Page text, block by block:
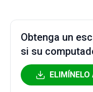
Obtenga un
si su